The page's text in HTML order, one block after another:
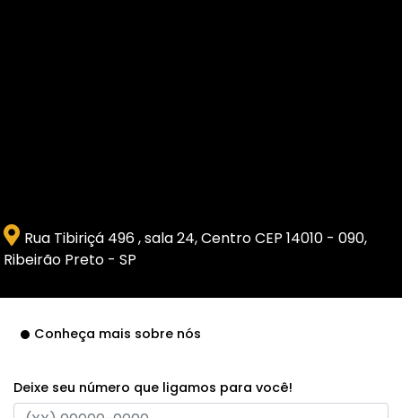
Rua Tibiriçá 496 , sala 24, Centro CEP 14010 - 090,
Ribeirão Preto - SP
Conheça mais sobre nós
Deixe seu número que ligamos para você!